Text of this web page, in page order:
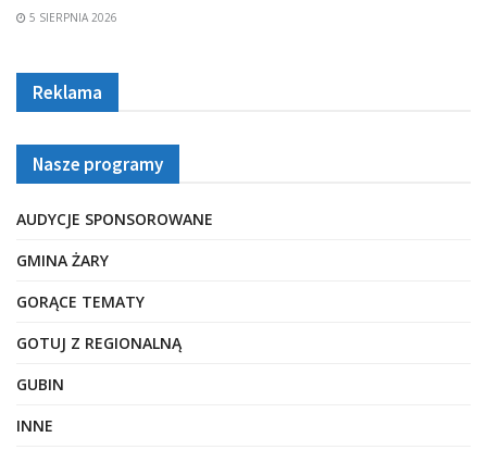
5 SIERPNIA 2026
Reklama
Nasze programy
AUDYCJE SPONSOROWANE
GMINA ŻARY
GORĄCE TEMATY
GOTUJ Z REGIONALNĄ
GUBIN
INNE